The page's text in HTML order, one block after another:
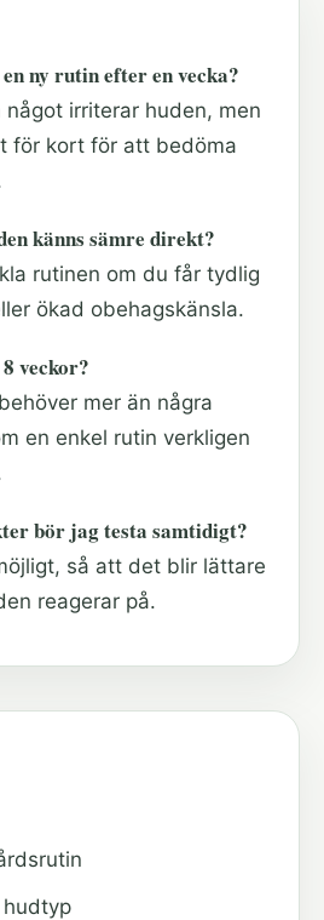
ny rutin efter en vecka?
något irriterar huden, men
för kort för att bedöma
känns sämre direkt?
rutinen om du får tydlig
ökad obehagskänsla.
veckor?
mer än några
en enkel rutin verkligen
bör jag testa samtidigt?
så att det blir lättare
reagerar på.